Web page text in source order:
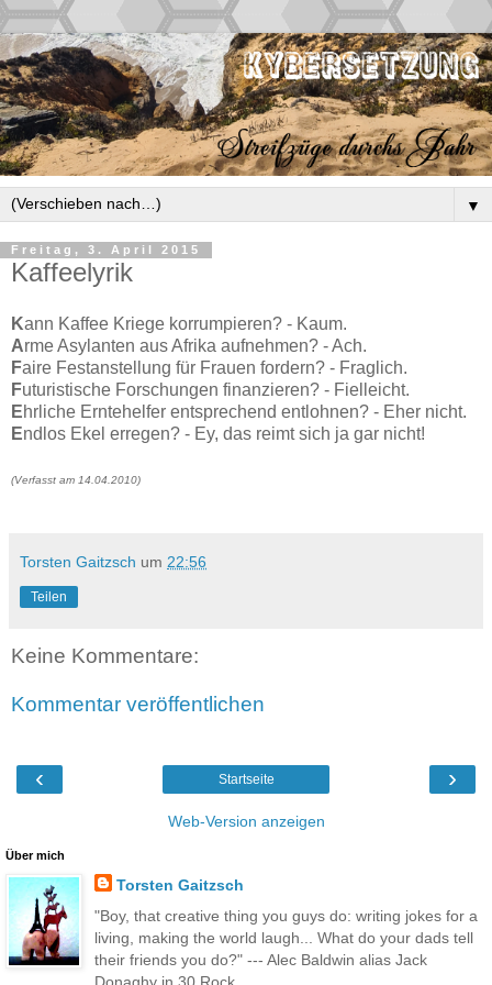
▼
Freitag, 3. April 2015
Kaffeelyrik
Kann Kaffee Kriege korrumpieren? - Kaum.
Arme Asylanten aus Afrika aufnehmen? - Ach.
Faire Festanstellung für Frauen fordern? - Fraglich.
Futuristische Forschungen finanzieren? - Fielleicht.
Ehrliche Erntehelfer entsprechend entlohnen? - Eher nicht.
Endlos Ekel erregen? - Ey, das reimt sich ja gar nicht!
(Verfasst am 14.04.2010)
Torsten Gaitzsch um 22:56
Teilen
Keine Kommentare:
Kommentar veröffentlichen
‹ ›
Startseite
Web-Version anzeigen
Über mich
Torsten Gaitzsch
"Boy, that creative thing you guys do: writing jokes for a
living, making the world laugh... What do your dads tell
their friends you do?" --- Alec Baldwin alias Jack
Donaghy in 30 Rock